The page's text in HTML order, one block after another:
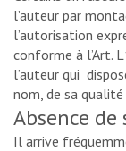
l’auteur par
l’autorisation
conforme à l’Art.
l’auteur qui
nom, de sa
Absence
Il arrive